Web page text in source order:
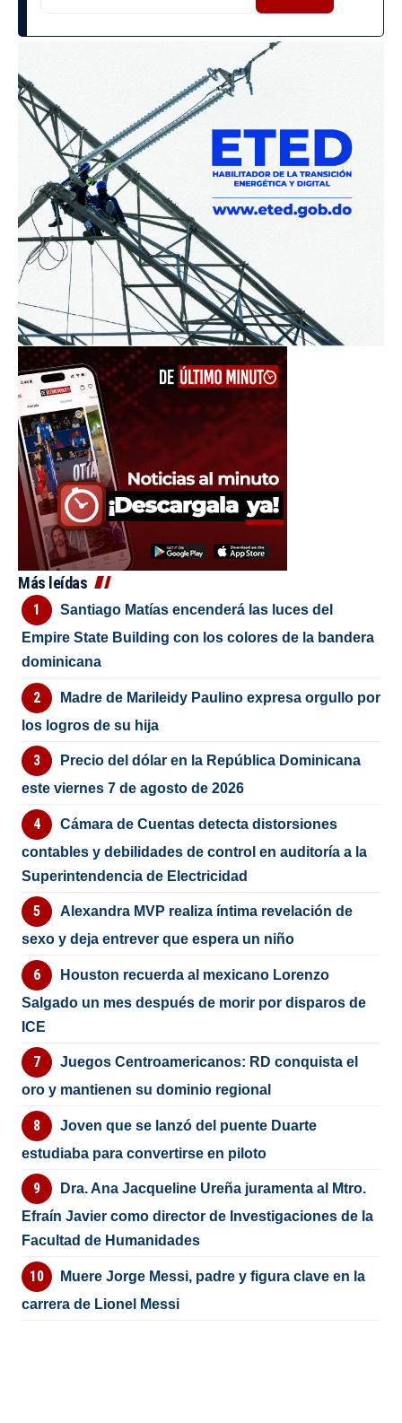
Más leídas
Santiago Matías encenderá las luces del
Empire State Building con los colores de la bandera
dominicana
Madre de Marileidy Paulino expresa orgullo por
los logros de su hija
Precio del dólar en la República Dominicana
este viernes 7 de agosto de 2026
Cámara de Cuentas detecta distorsiones
contables y debilidades de control en auditoría a la
Superintendencia de Electricidad
Alexandra MVP realiza íntima revelación de
sexo y deja entrever que espera un niño
Houston recuerda al mexicano Lorenzo
Salgado un mes después de morir por disparos de
ICE
Juegos Centroamericanos: RD conquista el
oro y mantienen su dominio regional
Joven que se lanzó del puente Duarte
estudiaba para convertirse en piloto
Dra. Ana Jacqueline Ureña juramenta al Mtro.
Efraín Javier como director de Investigaciones de la
Facultad de Humanidades
Muere Jorge Messi, padre y figura clave en la
carrera de Lionel Messi